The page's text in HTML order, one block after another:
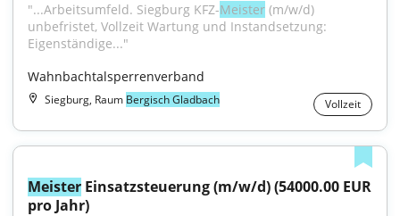
"...Arbeitsumfeld. Siegburg KFZ-Meister (m/w/d)
unbefristet, Vollzeit Wartung und Instandsetzung:
Eigenständige..."
Wahnbachtalsperrenverband
Siegburg, Raum Bergisch Gladbach Vollzeit
Meister Einsatzsteuerung (m/w/d) (54000.00 EUR
pro Jahr)